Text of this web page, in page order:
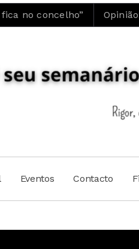
Opinião: Luís Maia | A
Eventos Contacto